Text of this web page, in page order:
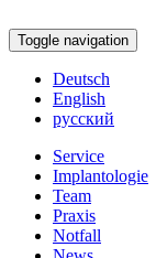
Toggle navigation
Deutsch
English
русский
Service
Implantologie
Team
Praxis
Notfall